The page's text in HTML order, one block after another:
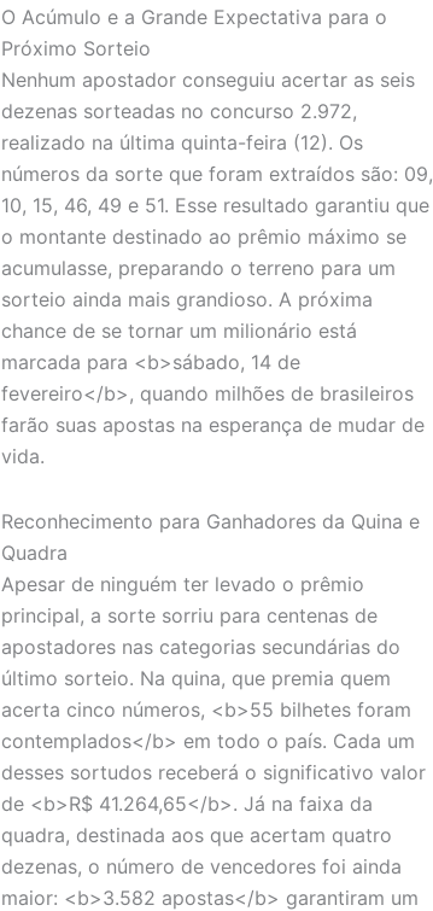
O Acúmulo e a Grande Expectativa para o
Próximo Sorteio
Nenhum apostador conseguiu acertar as seis
dezenas sorteadas no concurso 2.972,
realizado na última quinta-feira (12). Os
números da sorte que foram extraídos são: 09,
10, 15, 46, 49 e 51. Esse resultado garantiu que
o montante destinado ao prêmio máximo se
acumulasse, preparando o terreno para um
sorteio ainda mais grandioso. A próxima
chance de se tornar um milionário está
marcada para <b>sábado, 14 de
fevereiro</b>, quando milhões de brasileiros
farão suas apostas na esperança de mudar de
vida.
Reconhecimento para Ganhadores da Quina e
Quadra
Apesar de ninguém ter levado o prêmio
principal, a sorte sorriu para centenas de
apostadores nas categorias secundárias do
último sorteio. Na quina, que premia quem
acerta cinco números, <b>55 bilhetes foram
contemplados</b> em todo o país. Cada um
desses sortudos receberá o significativo valor
de <b>R$ 41.264,65</b>. Já na faixa da
quadra, destinada aos que acertam quatro
dezenas, o número de vencedores foi ainda
maior: <b>3.582 apostas</b> garantiram um